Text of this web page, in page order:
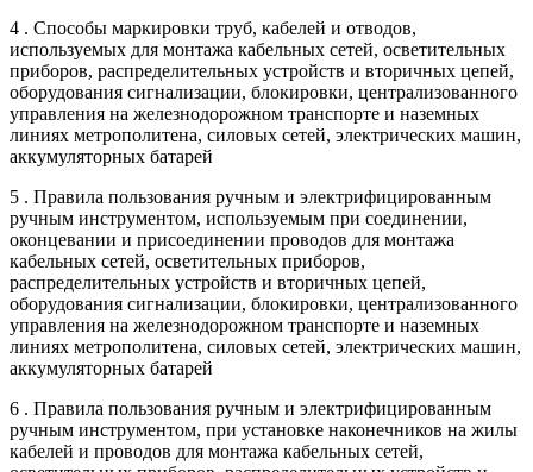
4 . Способы маркировки труб, кабелей и отводов,
используемых для монтажа кабельных сетей, осветительных
приборов, распределительных устройств и вторичных цепей,
оборудования сигнализации, блокировки, централизованного
управления на железнодорожном транспорте и наземных
линиях метрополитена, силовых сетей, электрических машин,
аккумуляторных батарей
5 . Правила пользования ручным и электрифицированным
ручным инструментом, используемым при соединении,
оконцевании и присоединении проводов для монтажа
кабельных сетей, осветительных приборов,
распределительных устройств и вторичных цепей,
оборудования сигнализации, блокировки, централизованного
управления на железнодорожном транспорте и наземных
линиях метрополитена, силовых сетей, электрических машин,
аккумуляторных батарей
6 . Правила пользования ручным и электрифицированным
ручным инструментом, при установке наконечников на жилы
кабелей и проводов для монтажа кабельных сетей,